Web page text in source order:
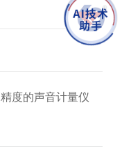
度的声音计量仪